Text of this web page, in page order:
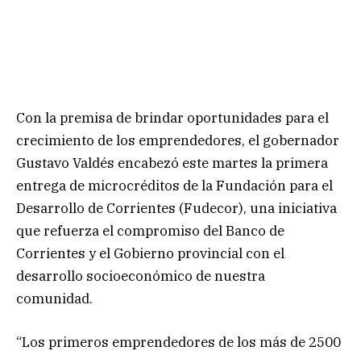
Con la premisa de brindar oportunidades para el
crecimiento de los emprendedores, el gobernador
Gustavo Valdés encabezó este martes la primera
entrega de microcréditos de la Fundación para el
Desarrollo de Corrientes (Fudecor), una iniciativa
que refuerza el compromiso del Banco de
Corrientes y el Gobierno provincial con el
desarrollo socioeconómico de nuestra
comunidad.
“Los primeros emprendedores de los más de 2500